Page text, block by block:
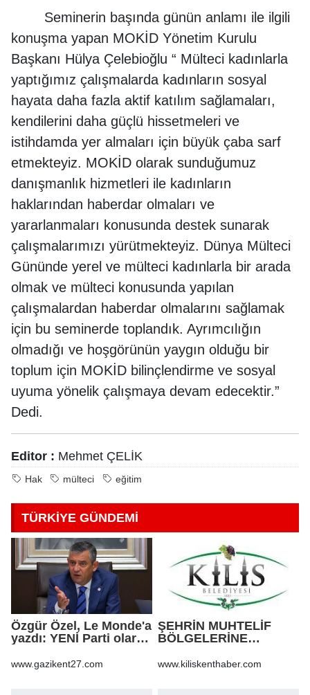
Seminerin başında günün anlamı ile ilgili
konuşma yapan MOKİD Yönetim Kurulu
Başkanı Hülya Çelebioğlu “ Mülteci kadınlarla
yaptığımız çalışmalarda kadınların sosyal
hayata daha fazla aktif katılım sağlamaları,
kendilerini daha güçlü hissetmeleri ve
istihdamda yer almaları için büyük çaba sarf
etmekteyiz. MOKİD olarak sunduğumuz
danışmanlık hizmetleri ile kadınların
haklarından haberdar olmaları ve
yararlanmaları konusunda destek sunarak
çalışmalarımızı yürütmekteyiz. Dünya Mülteci
Gününde yerel ve mülteci kadınlarla bir arada
olmak ve mülteci konusunda yapılan
çalışmalardan haberdar olmalarını sağlamak
için bu seminerde toplandık. Ayrımcılığın
olmadığı ve hoşgörünün yaygın olduğu bir
toplum için MOKİD bilinçlendirme ve sosyal
uyuma yönelik çalışmaya devam edecektir.”
Dedi.
Editor : Mehmet ÇELİK
Hak mülteci eğitim
TÜRKİYE GÜNDEMİ
Özgür Özel, Le Monde'a
yazdı: YENİ Parti olarak
öneriyoruz
www.gazikent27.com
ŞEHRİN MUHTELİF
BÖLGELERİNE
VE BOZULAN
www.kiliskenthaber.com